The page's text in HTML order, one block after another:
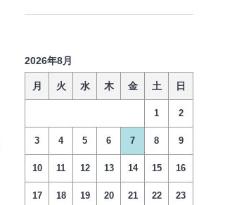
2026年8月
月 火 水 木 金 土 日
1 2
3 4 5 6 7 8 9
10 11 12 13 14 15 16
17 18 19 20 21 22 23